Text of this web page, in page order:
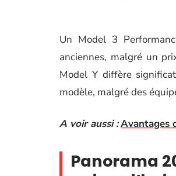
Un Model 3
anciennes, malgré un
Model Y diffère
modèle, malgré des
A voir aussi :Avantages
Panorama